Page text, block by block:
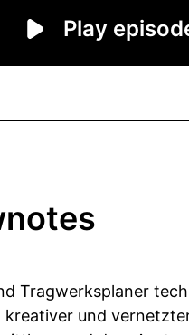
Tragwerksplaner
und